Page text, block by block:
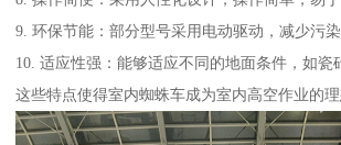
9. 环保节能：部分型号采用电动驱动，减少污染
10. 适应性强：能够适应不同的地面条件，如瓷
这些特点使得室内蜘蛛车成为室内高空作业的理